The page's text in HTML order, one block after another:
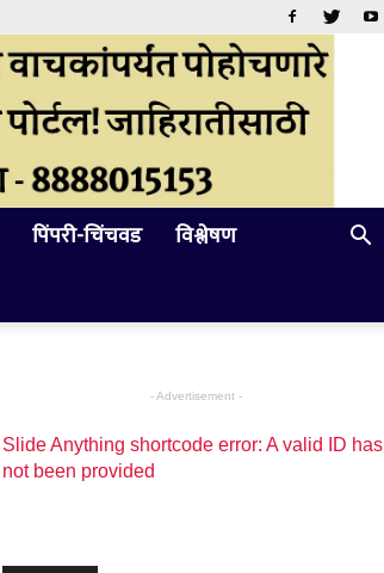
पिंपरी-चिंचवड
विश्लेषण
- Advertisement -
Slide Anything shortcode error: A valid ID has
not been provided